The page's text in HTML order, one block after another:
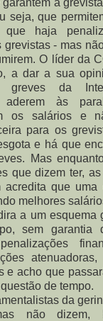
seja, que
haja
- mas
O líder da
a dar a sua
da
aderem às
os salários e
para os
e há que
Mas
que dizem ter,
que uma
melhores
a um esquema
sem garantia
e acho que
de tempo.
da
não dizem,